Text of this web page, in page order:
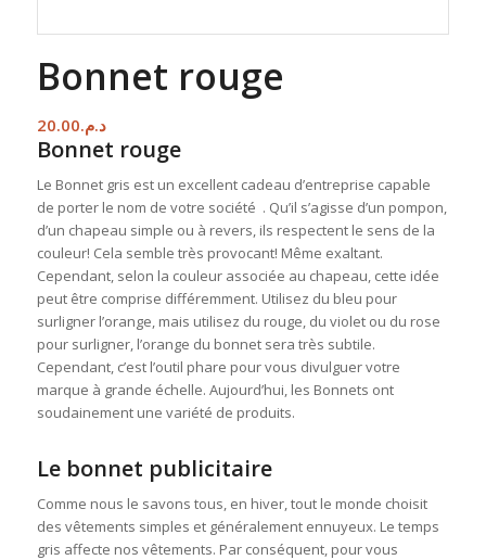
Bonnet rouge
د.م.20.00
Bonnet rouge
Le Bonnet gris est un excellent cadeau d’entreprise capable
de porter le nom de votre société . Qu’il s’agisse d’un pompon,
d’un chapeau simple ou à revers, ils respectent le sens de la
couleur! Cela semble très provocant! Même exaltant.
Cependant, selon la couleur associée au chapeau, cette idée
peut être comprise différemment. Utilisez du bleu pour
surligner l’orange, mais utilisez du rouge, du violet ou du rose
pour surligner, l’orange du bonnet sera très subtile.
Cependant, c’est l’outil phare pour vous divulguer votre
marque à grande échelle. Aujourd’hui, les Bonnets ont
soudainement une variété de produits.
Le bonnet publicitaire
Comme nous le savons tous, en hiver, tout le monde choisit
des vêtements simples et généralement ennuyeux. Le temps
gris affecte nos vêtements. Par conséquent, pour vous